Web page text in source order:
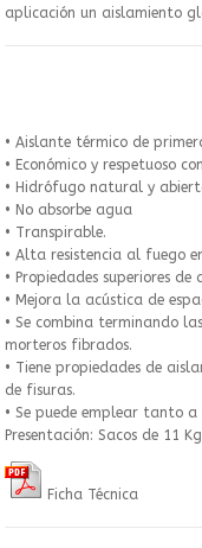
aplicación un aislamiento
• Aislante térmico de
• Económico y respetuoso
• Hidrófugo natural y
• No absorbe agua
• Transpirable.
• Alta resistencia al fuego
• Propiedades superiores de
• Mejora la acústica de
• Se combina terminando
morteros fibrados.
• Tiene propiedades de
de fisuras.
• Se puede emplear tanto
Presentación: Sacos de 11
Ficha Técnica